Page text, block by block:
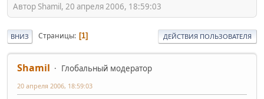
Автор Shamil, 20 апреля 2006, 18:59:03
ВНИЗ Страницы 1 ДЕЙСТВИЯ ПОЛЬЗОВАТЕЛЯ
Shamil Глобальный модератор
20 апреля 2006, 18:59:03